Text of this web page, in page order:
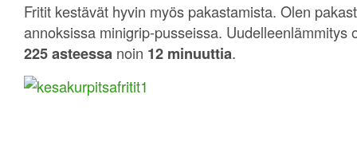
Fritit kestävät hyvin myös pakastamista. Olen
annoksissa minigrip-pusseissa. Uudelleenlämmitys
225 asteessa noin 12 minuuttia.